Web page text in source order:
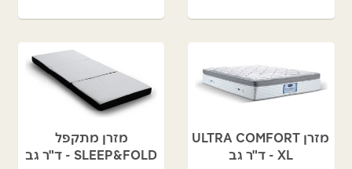
מזרן ULTRA COMFORT
XL - ד"ר גב
מזרן מתקפל
SLEEP&FOLD - ד"ר גב